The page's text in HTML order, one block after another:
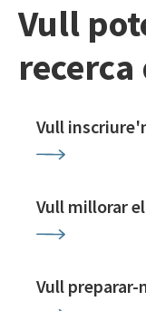
Vull
Vull
Vull millorar
Vull